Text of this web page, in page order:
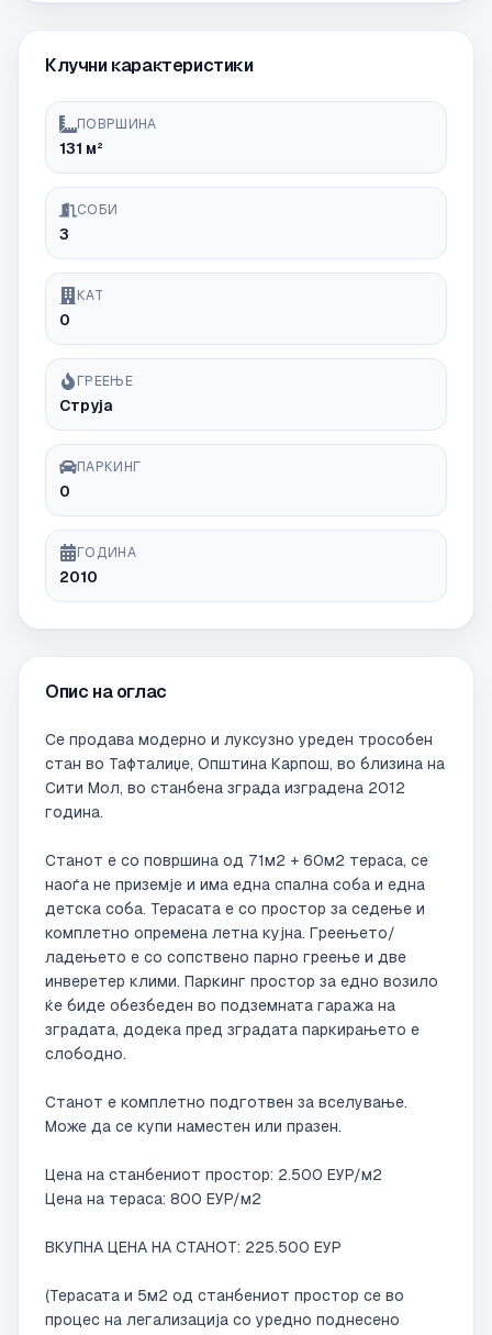
Клучни карактеристики
ПОВРШИНА
131 м²
СОБИ
3
КАТ
0
ГРЕЕЊЕ
Струја
ПАРКИНГ
0
ГОДИНА
2010
Опис на оглас
Се продава модерно и луксузно уреден трособен
стан во Тафталиџе, Општина Карпош, во близина на
Сити Мол, во станбена зграда изградена 2012
година.
Станот е со површина од 71м2 + 60м2 тераса, се
наоѓа не приземје и има една спална соба и една
детска соба. Терасата е со простор за седење и
комплетно опремена летна кујна. Греењето/
ладењето е со сопствено парно греење и две
инверетер клими. Паркинг простор за едно возило
ќе биде обезбеден во подземната гаража на
зградата, додека пред зградата паркирањето е
слободно.
Станот е комплетно подготвен за вселување.
Може да се купи наместен или празен.
Цена на станбениот простор: 2.500 ЕУР/м2
Цена на тераса: 800 ЕУР/м2
ВКУПНА ЦЕНА НА СТАНОТ: 225.500 ЕУР
(Терасата и 5м2 од станбениот простор се во
процес на легализација со уредно поднесено